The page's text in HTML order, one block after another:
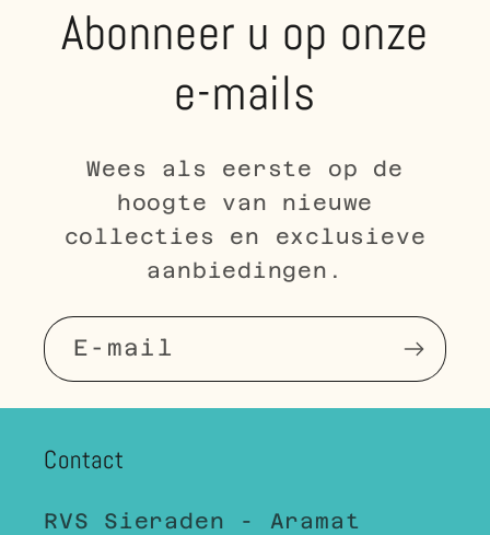
Abonneer u op onze
e-mails
Wees als eerste op de
hoogte van nieuwe
collecties en exclusieve
aanbiedingen.
E‑mail
Contact
RVS Sieraden - Aramat